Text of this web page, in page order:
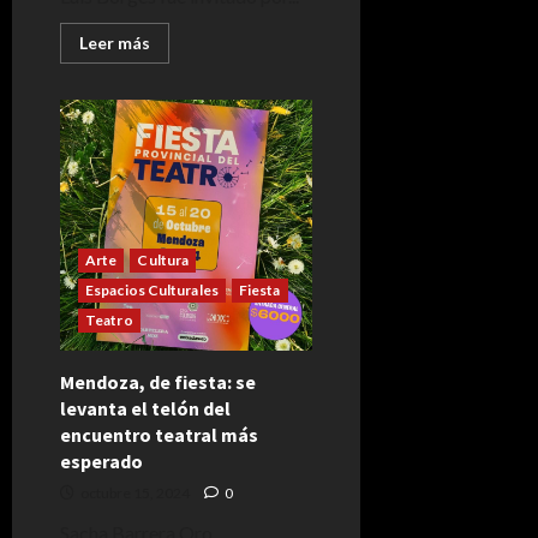
Leer más
más
Literatura:
Las
clases
que
cualquier
alumno
envidiaría
Arte
Cultura
Espacios Culturales
Fiesta
Teatro
Mendoza, de fiesta: se
levanta el telón del
encuentro teatral más
esperado
0